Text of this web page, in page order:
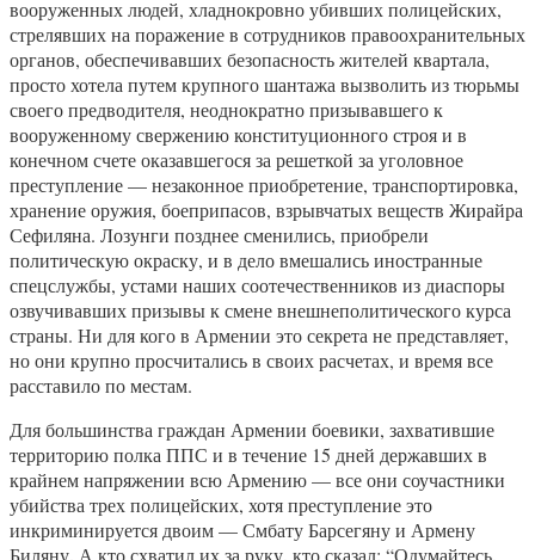
вооруженных людей, хладнокровно убивших полицейских,
стрелявших на поражение в сотрудников правоохранительных
органов, обеспечивавших безопасность жителей квартала,
просто хотела путем крупного шантажа вызволить из тюрьмы
своего предводителя, неоднократно призывавшего к
вооруженному свержению конституционного строя и в
конечном счете оказавшегося за решеткой за уголовное
преступление — незаконное приобретение, транспортировка,
хранение оружия, боеприпасов, взрывчатых веществ Жирайра
Сефиляна. Лозунги позднее сменились, приобрели
политическую окраску, и в дело вмешались иностранные
спецслужбы, устами наших соотечественников из диаспоры
озвучивавших призывы к смене внешнеполитического курса
страны. Ни для кого в Армении это секрета не представляет,
но они крупно просчитались в своих расчетах, и время все
расставило по местам.
Для большинства граждан Армении боевики, захватившие
территорию полка ППС и в течение 15 дней державших в
крайнем напряжении всю Армению — все они соучастники
убийства трех полицейских, хотя преступление это
инкриминируется двоим — Смбату Барсегяну и Армену
Биляну. А кто схватил их за руку, кто сказал: “Одумайтесь,